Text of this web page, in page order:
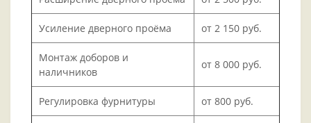
Усиление дверного проёма от 2 150 руб.
Монтаж доборов и
наличников
от 8 000 руб.
Регулировка фурнитуры от 800 руб.